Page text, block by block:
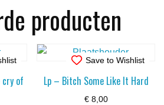
producten
of
Save to Wishlist
Lp – Bitch Some Like It Hard
€8,00